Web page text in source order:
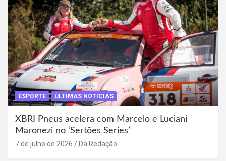
ESPORTE ÚLTIMAS NOTÍCIAS
XBRI Pneus acelera com Marcelo e Luciani
Maronezi no ‘Sertões Series’
7 de julho de 2026 Da Redação